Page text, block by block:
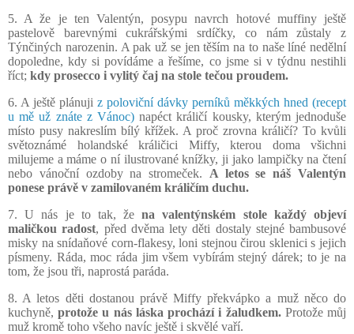
5. A že je ten Valentýn, posypu navrch hotové muffiny ještě
pastelově barevnými cukrářskými srdíčky, co nám zůstaly z
Týnčiných narozenin. A pak už se jen těším na to naše líné nedělní
dopoledne, kdy si povídáme a řešíme, co jsme si v týdnu nestihli
říct; kdy prosecco i vylitý čaj na stole tečou proudem.
6. A ještě plánuji z poloviční dávky perníků měkkých hned (recept
u mě už znáte z Vánoc) napéct králičí kousky, kterým jednoduše
místo pusy nakreslím bílý křížek. A proč zrovna králičí? To kvůli
světoznámé holandské králičici Miffy, kterou doma všichni
milujeme a máme o ní ilustrované knížky, ji jako lampičky na čtení
nebo vánoční ozdoby na stromeček. A letos se náš Valentýn
ponese právě v zamilovaném králičím duchu.
7. U nás je to tak, žena valentýnském stole každý objeví
maličkou radost, před dvěma lety děti dostaly stejné bambusové
misky na snídaňové corn-flakesy, loni stejnou čirou sklenici s jejich
písmeny. Ráda, moc ráda jim všem vybírám stejný dárek; to je na
tom, že jsou tři, naprostá paráda.
8. A letos děti dostanou právě Miffy překvápko a muž něco do
kuchyně,protože u nás láska prochází i žaludkem.Protože můj
muž kromě toho všeho navíc ještě i skvělé vaří.